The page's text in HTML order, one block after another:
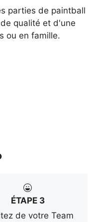
parties de paintball
qualité et d'une
ou en famille.
ÉTAPE 3
de votre Team